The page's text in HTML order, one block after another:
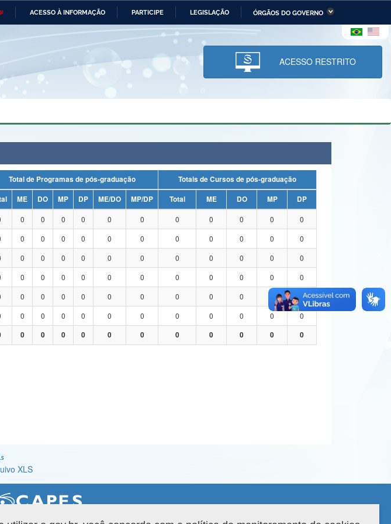
ACESSO À INFORMAÇÃO PARTICIPE LEGISLAÇÃO ÓRGÃOS DO GOVERNO
Ministério das Relações Ministério da Economia Ministério da Infraestrutura
Ministério da Ciência,
Tecnologia, Inovações e
Comunicações
e dos Direitos Humanos
Banco Central do Brasil Planalto
ACESSO RESTRITO
Total de Programas de pós-graduação
Totais de Cursos de pós-graduação
ME DO MP DP ME/DO MP/DP Total ME DO MP
DP
0 0 0 0 0 0 0 0 0 0
0
0 0 0 0 0 0 0 0 0 0
0
0 0 0 0 0 0 0 0 0 0
0
0 0 0 0 0 0 0 0 0 0
0
0 0 0 0 0 0 0 0 0
0
0 0 0 0 0 0 0 0 0 0
0
0 0 0 0 0 0 0 0 0 0 0
XLS